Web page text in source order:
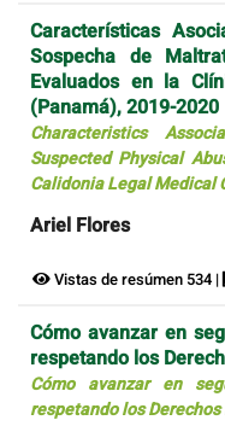
Características
Sospecha de
Evaluados en la
(Panamá), 2019-2020
Characteristics
Suspected Physical
Calidonia Legal Medical
Ariel Flores
Vistas de resúmen 534 |
Cómo avanzar en
respetando los
Cómo avanzar en
respetando los